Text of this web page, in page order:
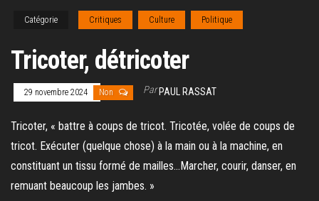
Catégorie Critiques Culture Politique
Tricoter, détricoter
29 novembre 2024 Non ParPAUL RASSAT
Tricoter, « battre à coups de tricot. Tricotée, volée de coups de
tricot. Exécuter (quelque chose) à la main ou à la machine, en
constituant un tissu formé de mailles…Marcher, courir, danser, en
remuant beaucoup les jambes. »